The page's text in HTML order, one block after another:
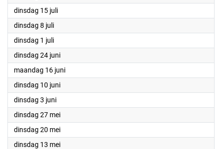
dinsdag 15 juli2025
dinsdag 8 juli2025
dinsdag 1 juli2025
dinsdag 24 juni2025
maandag 16 juni2025
dinsdag 10 juni2025
dinsdag 3 juni2025
dinsdag 27 mei2025
dinsdag 20 mei2025
dinsdag 13 mei2025